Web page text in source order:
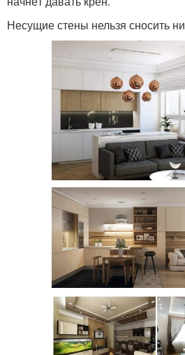
Несущие стены нельзя сносить